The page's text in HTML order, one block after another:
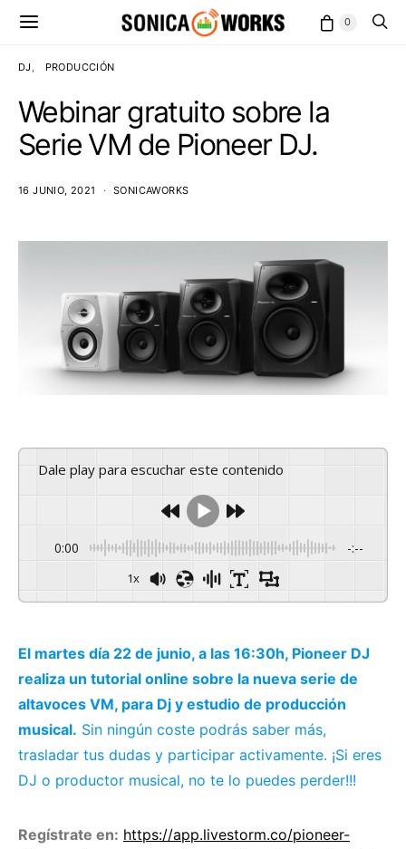
0
DJ PRODUCCIÓN
Webinar gratuito sobre la
Serie VM de Pioneer DJ.
16 JUNIO, 2021 SONICAWORKS
Dale play para escuchar este contenido
0:00 -:--
1x
El martes día 22 de junio, a las 16:30h, Pioneer DJ
realiza un tutorial online sobre la nueva serie de
altavoces VM, para Dj y estudio de producción
musical. Sin ningún coste podrás saber más,
trasladar tus dudas y participar activamente. ¡Si eres
DJ o productor musical, no te lo puedes perder!!!
Regístrate en: https://app.livestorm.co/pioneer-